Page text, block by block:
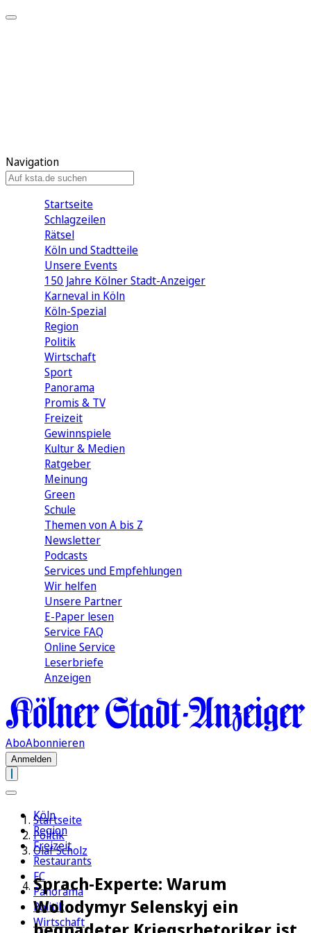
Navigation
Startseite
Schlagzeilen
Rätsel
Köln und Stadtteile
Unsere Events
150 Jahre Kölner Stadt-Anzeiger
Karneval in Köln
Köln-Spezial
Region
Politik
Wirtschaft
Sport
Panorama
Promis & TV
Freizeit
Gewinnspiele
Kultur & Medien
Ratgeber
Meinung
Green
Schule
Themen von A bis Z
Newsletter
Podcasts
Services und Empfehlungen
Wir helfen
Unsere Partner
E-Paper lesen
Service FAQ
Online Service
Leserbriefe
Anzeigen
AboAbonnieren
Anmelden
Köln
Region
Freizeit
Restaurants
FC
Panorama
Politik
Wirtschaft
Startseite
Politik
Olaf Scholz
Sprach-Experte: Warum
Wolodymyr Selenskyj ein